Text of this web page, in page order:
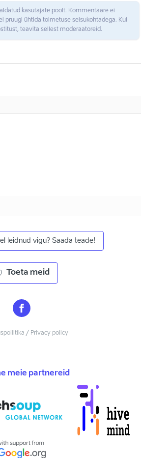
kasutajate poolt. Kommentaare ei
pruugi ühtida toimetuse seisukohtadega. Kui
teavita sellest moderaatoreid.
leidnud vigu? Saada teade!
Toeta meid
/ Privacy policy
meie partnereid